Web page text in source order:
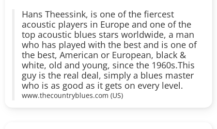
Hans Theessink, is one of the fiercest
acoustic players in Europe and one of the
top acoustic blues stars worldwide, a man
who has played with the best and is one of
the best, American or European, black &
white, old and young, since the 1960s.This
guy is the real deal, simply a blues master
who is as good as it gets on every level.
www.thecountryblues.com (US)